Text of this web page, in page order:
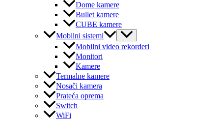
Dome kamere
Bullet kamere
CUBE kamere
Mobilni sistemi
Menu
Toggle
Mobilni video rekorderi
Monitori
Kamere
Termalne kamere
Nosači kamera
Prateća oprema
Switch
WiFi